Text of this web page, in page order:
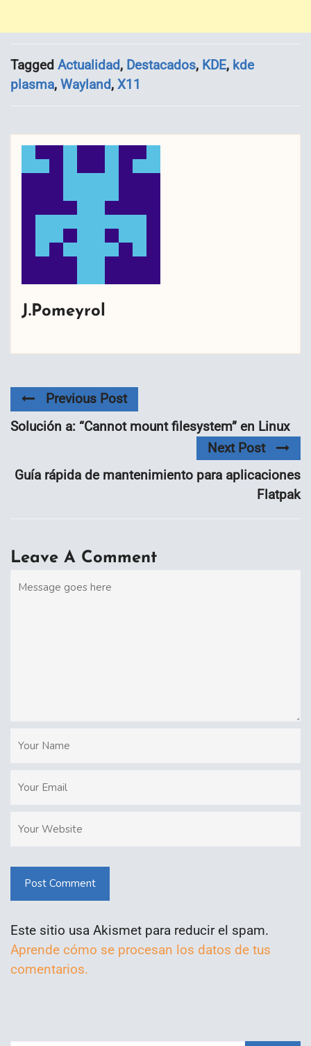
Tagged Actualidad, Destacados, KDE, kde
plasma, Wayland, X11
J.Pomeyrol
Previous Post
Solución a: “Cannot mount filesystem” en Linux
Next Post
Guía rápida de mantenimiento para aplicaciones
Flatpak
Leave A Comment
Post Comment
Este sitio usa Akismet para reducir el spam.
Aprende cómo se procesan los datos de tus
comentarios.